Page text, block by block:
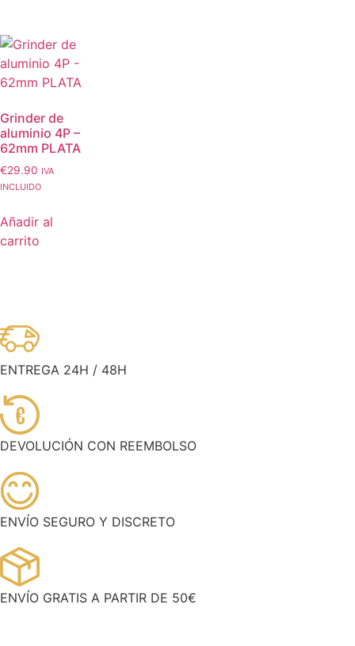
Grinder de
aluminio 4P –
62mm PLATA
€29.90 IVA
INCLUIDO
Añadir al
carrito
ENTREGA 24H / 48H
€
DEVOLUCIÓN CON REEMBOLSO
ENVÍO SEGURO Y DISCRETO
ENVÍO GRATIS A PARTIR DE 50€